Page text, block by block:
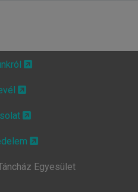
Egyesület